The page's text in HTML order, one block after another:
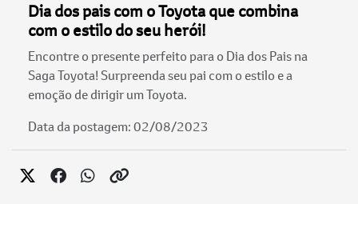
Dia dos pais com o Toyota que combina
com o estilo do seu herói!
Encontre o presente perfeito para o Dia dos Pais na
Saga Toyota! Surpreenda seu pai com o estilo e a
emoção de dirigir um Toyota.
Data da postagem: 02/08/2023